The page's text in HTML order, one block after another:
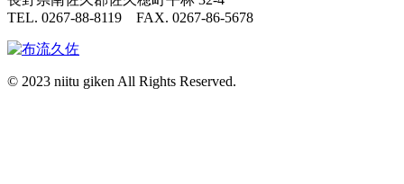
TEL. 0267-88-8119 FAX. 0267-86-5678
© 2023 niitu giken All Rights Reserved.